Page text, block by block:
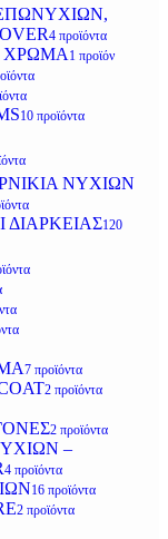
4 προϊόντα
ΧΡΩΜΑ 1 προϊόν
10 προϊόντα
ΝΥΧΙΩΝ
ΔΙΑΡΚΕΙΑΣ120
7 προϊόντα
2 προϊόντα
2 προϊόντα
–
4 προϊόντα
16 προϊόντα
2 προϊόντα